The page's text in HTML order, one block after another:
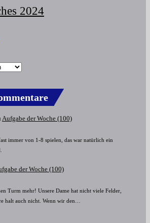
2024
Aufgabe der Woche (100)
immer von 1-8 spielen, das war natürlich ein
der Woche (100)
Turm mehr! Unsere Dame hat nicht viele Felder,
halt auch nicht. Wenn wir den…